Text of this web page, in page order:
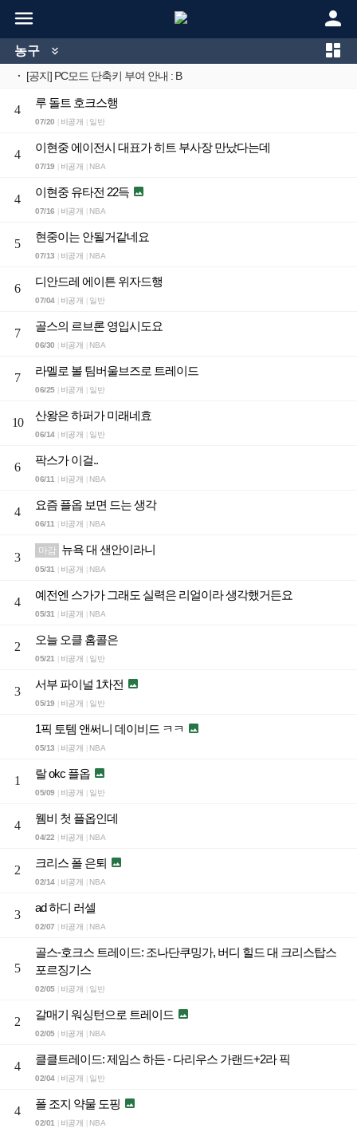
 
농구  
· [공지] PC모드 단축키 부여 안내 : B
4
루 돌트 호크스행
07/20 비공개 일반
4
이현중 에이전시 대표가 히트 부사장 만났다는데
07/19 비공개 NBA
4
이현중 유타전 22득 
07/16 비공개 NBA
5
현중이는 안될거같네요
07/13 비공개 NBA
6
디안드레 에이튼 위자드행
07/04 비공개 일반
7
골스의 르브론 영입시도요
06/30 비공개 NBA
7
라멜로 볼 팀버울브즈로 트레이드
06/25 비공개 일반
10
산왕은 하퍼가 미래네효
06/14 비공개 일반
6
팍스가 이걸..
06/11 비공개 NBA
4
요즘 플옵 보면 드는 생각
06/11 비공개 NBA
3 마감 뉴욕 대 샌안이라니
05/31 비공개 NBA
4
예전엔 스가가 그래도 실력은 리얼이라 생각했거든요
05/31 비공개 NBA
2
오늘 오클 홈콜은
05/21 비공개 일반
3
서부 파이널 1차전 
05/19 비공개 일반
1픽 토템 앤써니 데이비드 ㅋㅋ 
05/13 비공개 NBA
1
랄 okc 플옵 
05/09 비공개 일반
4
웸비 첫 플옵인데
04/22 비공개 NBA
2
크리스 폴 은퇴 
02/14 비공개 NBA
3
ad 하디 러셀
02/07 비공개 NBA
5
골스-호크스 트레이드: 조나단쿠밍가, 버디 힐드 대 크리스탑스
포르징기스
02/05 비공개 일반
2
갈매기 워싱턴으로 트레이드 
02/05 비공개 NBA
4
클클트레이드: 제임스 하든 - 다리우스 가랜드+2라 픽
02/04 비공개 일반
4
폴 조지 약물 도핑 
02/01 비공개 NBA